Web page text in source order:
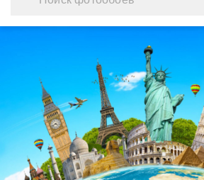
Наши работы
Создать свои фотообои
Акции
О нас